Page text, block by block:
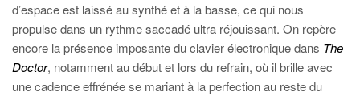
d’espace est laissé au synthé et à la basse, ce qui nous
propulse dans un rythme saccadé ultra réjouissant. On repère
encore la présence imposante du clavier électronique dans The
Doctor, notamment au début et lors du refrain, où il brille avec
une cadence effrénée se mariant à la perfection au reste du